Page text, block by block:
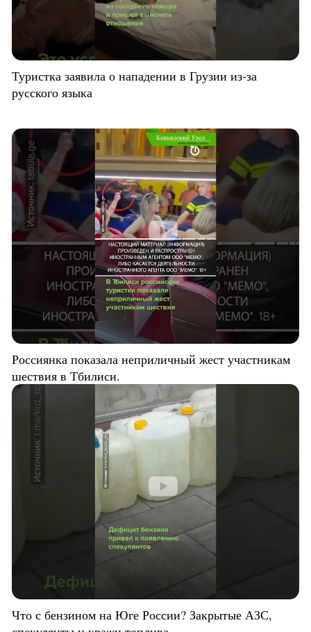
Туристка заявила о нападении в Грузии из-за
русского языка
Россиянка показала неприличный жест участникам
шествия в Тбилиси.
Что с бензином на Юге России? Закрытые АЗС,